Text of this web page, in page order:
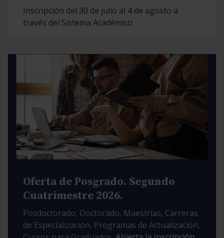
Inscripción del 30 de julio al 4 de agosto a
través del Sistema Académico
Oferta de Posgrado. Segundo
Cuatrimestre 2026.
Posdoctorado, Doctorado, Maestrías, Carreras
de Especialización, Programas de Actualización,